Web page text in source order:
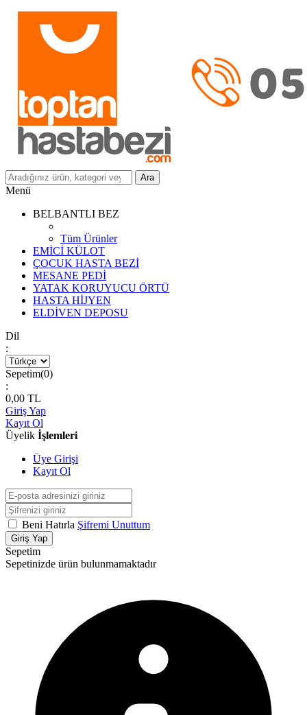
Ara
Menü
BELBANTLI BEZ
Tüm Ürünler
EMİCİ KÜLOT
ÇOCUK HASTA BEZİ
MESANE PEDİ
YATAK KORUYUCU ÖRTÜ
HASTA HİJYEN
ELDİVEN DEPOSU
Dil
:
Sepetim(0)
:
0,00 TL
Giriş Yap
Kayıt Ol
Üyelik İşlemleri
Üye Girişi
Kayıt Ol
Beni Hatırla Şifremi Unuttum
Giriş Yap
Sepetim
Sepetinizde ürün bulunmamaktadır